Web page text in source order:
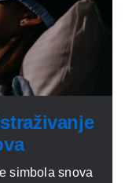
simbola snova